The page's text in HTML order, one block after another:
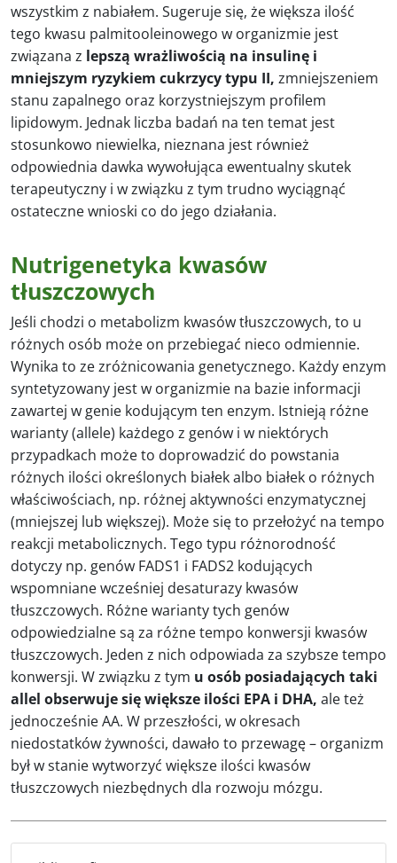
wszystkim z nabiałem. Sugeruje się, że większa ilość
tego kwasu palmitooleinowego w organizmie jest
związana z lepszą wrażliwością na insulinę i
mniejszym ryzykiem cukrzycy typu II, zmniejszeniem
stanu zapalnego oraz korzystniejszym profilem
lipidowym. Jednak liczba badań na ten temat jest
stosunkowo niewielka, nieznana jest również
odpowiednia dawka wywołująca ewentualny skutek
terapeutyczny i w związku z tym trudno wyciągnąć
ostateczne wnioski co do jego działania.
Nutrigenetyka kwasów
tłuszczowych
Jeśli chodzi o metabolizm kwasów tłuszczowych, to u
różnych osób może on przebiegać nieco odmiennie.
Wynika to ze zróżnicowania genetycznego. Każdy enzym
syntetyzowany jest w organizmie na bazie informacji
zawartej w genie kodującym ten enzym. Istnieją różne
warianty (allele) każdego z genów i w niektórych
przypadkach może to doprowadzić do powstania
różnych ilości określonych białek albo białek o różnych
właściwościach, np. różnej aktywności enzymatycznej
(mniejszej lub większej). Może się to przełożyć na tempo
reakcji metabolicznych. Tego typu różnorodność
dotyczy np. genów FADS1 i FADS2 kodujących
wspomniane wcześniej desaturazy kwasów
tłuszczowych. Różne warianty tych genów
odpowiedzialne są za różne tempo konwersji kwasów
tłuszczowych. Jeden z nich odpowiada za szybsze tempo
konwersji. W związku z tym u osób posiadających taki
allel obserwuje się większe ilości EPA i DHA, ale też
jednocześnie AA. W przeszłości, w okresach
niedostatków żywności, dawało to przewagę – organizm
był w stanie wytworzyć większe ilości kwasów
tłuszczowych niezbędnych dla rozwoju mózgu.